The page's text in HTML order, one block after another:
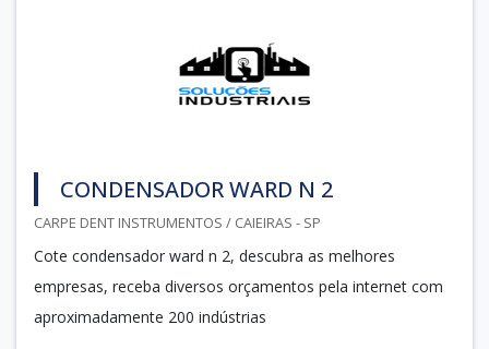
CONDENSADOR WARD N 2
CARPE DENT INSTRUMENTOS / CAIEIRAS - SP
Cote condensador ward n 2, descubra as melhores
empresas, receba diversos orçamentos pela internet com
aproximadamente 200 indústrias